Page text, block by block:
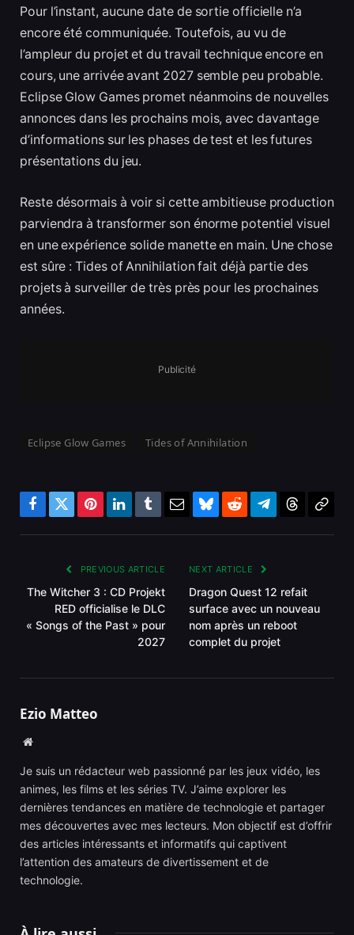
Pour l’instant, aucune date de sortie officielle n’a
encore été communiquée. Toutefois, au vu de
l’ampleur du projet et du travail technique encore en
cours, une arrivée avant 2027 semble peu probable.
Eclipse Glow Games promet néanmoins de nouvelles
annonces dans les prochains mois, avec davantage
d’informations sur les phases de test et les futures
présentations du jeu.
Reste désormais à voir si cette ambitieuse production
parviendra à transformer son énorme potentiel visuel
en une expérience solide manette en main. Une chose
est sûre : Tides of Annihilation fait déjà partie des
projets à surveiller de très près pour les prochaines
années.
Publicité
Eclipse Glow Games Tides of Annihilation
Facebook
TwitterPinterestLinkedInTumblrEmailBlueskyRedditTelegram
PREVIOUS ARTICLE
The Witcher 3 : CD Projekt
RED officialise le DLC
« Songs of the Past » pour
2027
NEXT ARTICLE
Dragon Quest 12 refait
surface avec un nouveau
nom après un reboot
complet du projet
Ezio Matteo
Website
Je suis un rédacteur web passionné par les jeux vidéo, les
animes, les films et les séries TV. J’aime explorer les
dernières tendances en matière de technologie et partager
mes découvertes avec mes lecteurs. Mon objectif est d’offrir
des articles intéressants et informatifs qui captivent
l’attention des amateurs de divertissement et de
technologie.